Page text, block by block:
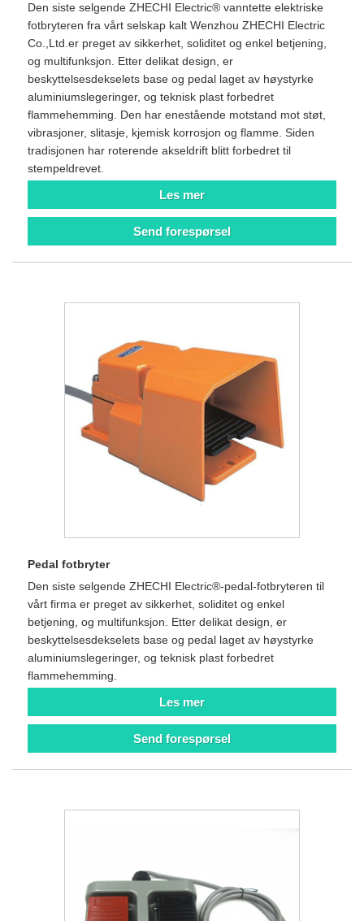
Den siste selgende ZHECHI Electric® vanntette elektriske
fotbryteren fra vårt selskap kalt Wenzhou ZHECHI Electric
Co.,Ltd.er preget av sikkerhet, soliditet og enkel betjening,
og multifunksjon. Etter delikat design, er
beskyttelsesdekselets base og pedal laget av høystyrke
aluminiumslegeringer, og teknisk plast forbedret
flammehemming. Den har enestående motstand mot støt,
vibrasjoner, slitasje, kjemisk korrosjon og flamme. Siden
tradisjonen har roterende akseldrift blitt forbedret til
stempeldrevet.
Les mer
Send forespørsel
Pedal fotbryter
Den siste selgende ZHECHI Electric®-pedal-fotbryteren til
vårt firma er preget av sikkerhet, soliditet og enkel
betjening, og multifunksjon. Etter delikat design, er
beskyttelsesdekselets base og pedal laget av høystyrke
aluminiumslegeringer, og teknisk plast forbedret
flammehemming.
Les mer
Send forespørsel